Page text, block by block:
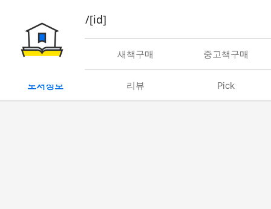
book/rent/[id]
대여 새책구매 중고책구매
도서정보 리뷰 Pick